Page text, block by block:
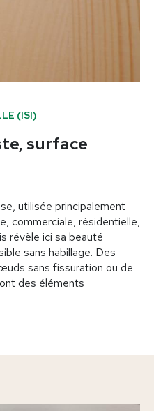
(ISI)
surface
utilisée principalement
commerciale, résidentielle,
révèle ici sa beauté
sans habillage. Des
sans fissuration ou de
des éléments